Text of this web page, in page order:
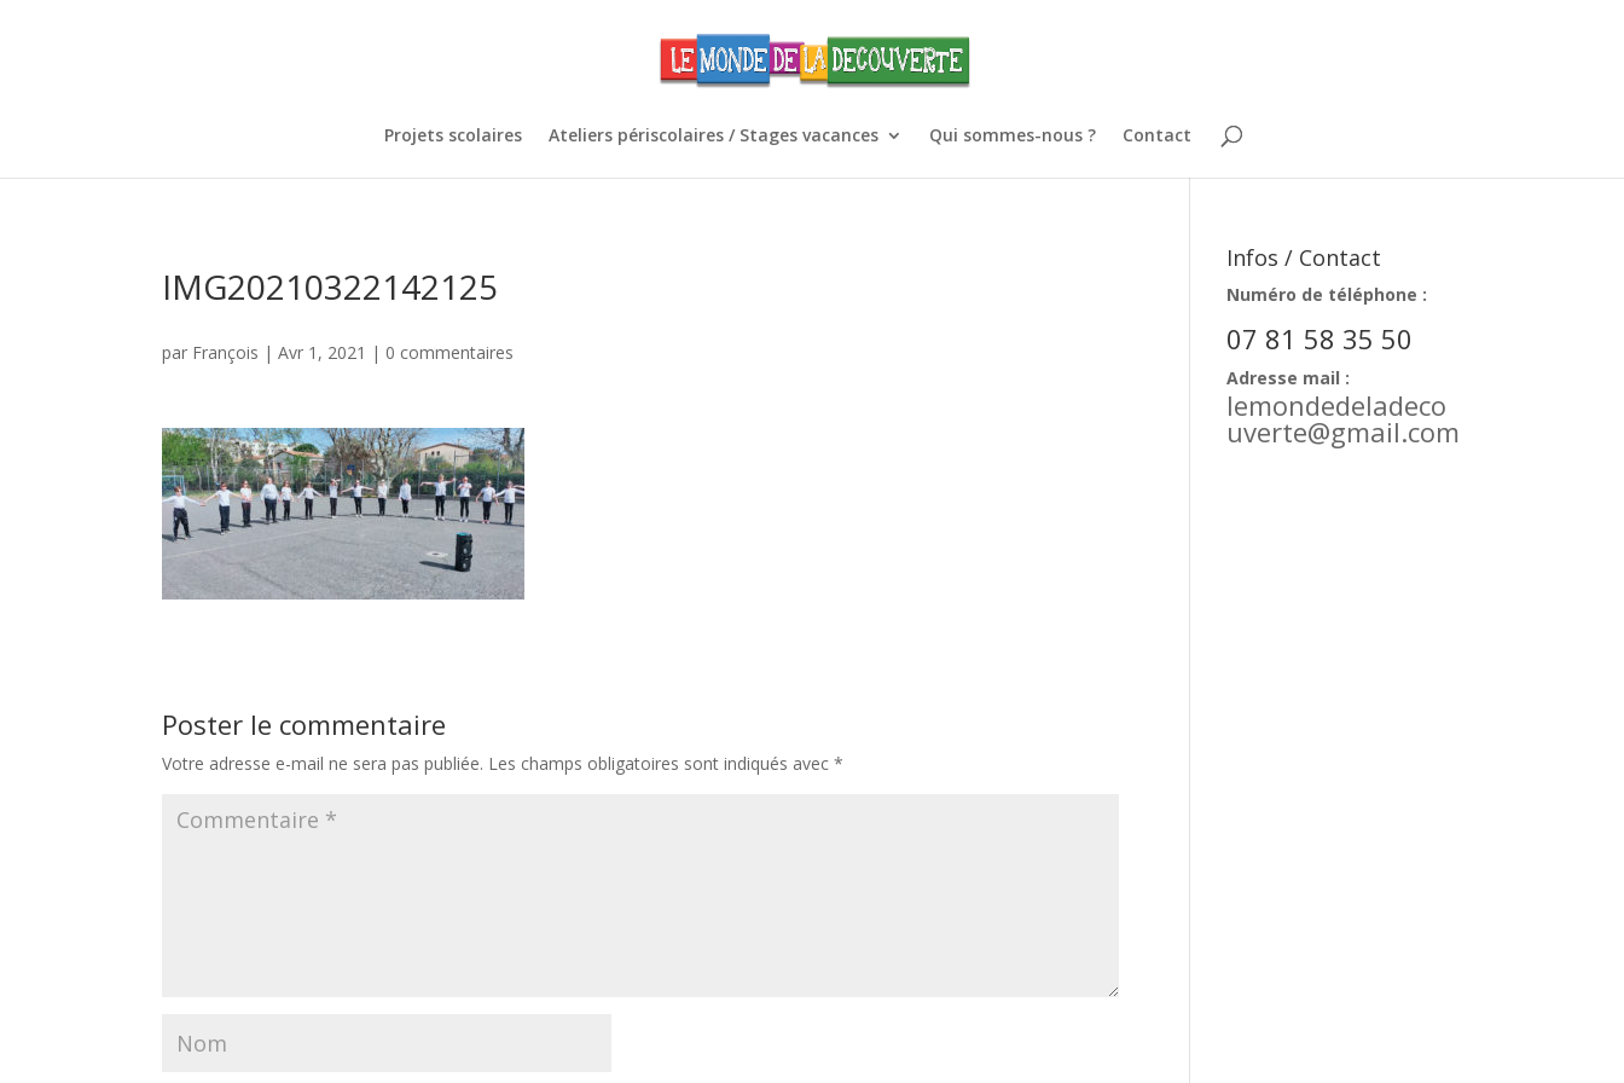
Projets scolaires Ateliers périscolaires / Stages vacances Qui sommes-nous ? Contact
IMG20210322142125
par François |Avr 1, 2021 | 0 commentaires
Poster le commentaire
Votre adresse e-mail ne sera pas publiée. Les champs obligatoires sont indiqués avec*
Infos / Contact
Numéro de téléphone :
07 81 58 35 50
Adresse mail :
lemondedeladeco
uverte@gmail.com